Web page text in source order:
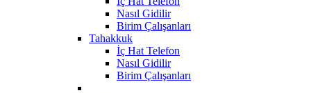
Nasıl Gidilir
Birim Çalışanları
Tahakkuk
İç Hat Telefon
Nasıl Gidilir
Birim Çalışanları